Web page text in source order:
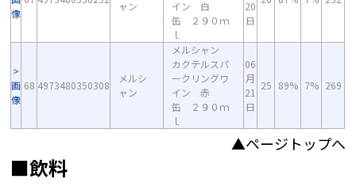
像
ャン
イン 白
缶 ２９０ｍ
ｌ
20
日
画
像
68 4973480350308
メルシ
ャン
メルシャン
カクテルスパ
ークリングワ
イン 赤
缶 ２９０ｍ
ｌ
06
月
21
日
25 89% 7% 269
▲ページトップへ
■飲料